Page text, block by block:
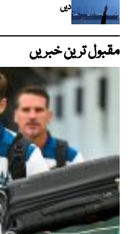
دیں
مقبول ترین خبریں